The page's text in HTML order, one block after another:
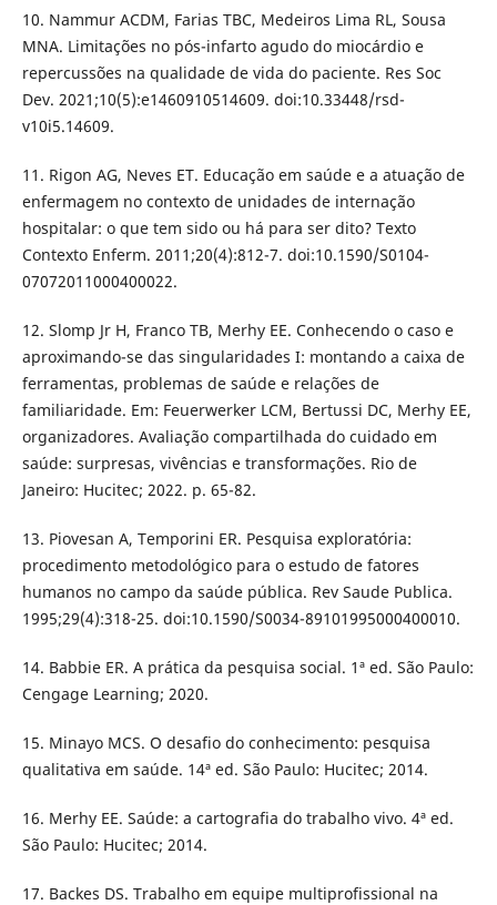
10. Nammur ACDM, Farias TBC, Medeiros Lima RL, Sousa
MNA. Limitações no pós-infarto agudo do miocárdio e
repercussões na qualidade de vida do paciente. Res Soc
Dev. 2021;10(5):e1460910514609. doi:10.33448/rsd-
v10i5.14609.
11. Rigon AG, Neves ET. Educação em saúde e a atuação de
enfermagem no contexto de unidades de internação
hospitalar: o que tem sido ou há para ser dito? Texto
Contexto Enferm. 2011;20(4):812-7. doi:10.1590/S0104-
07072011000400022.
12. Slomp Jr H, Franco TB, Merhy EE. Conhecendo o caso e
aproximando-se das singularidades I: montando a caixa de
ferramentas, problemas de saúde e relações de
familiaridade. Em: Feuerwerker LCM, Bertussi DC, Merhy EE,
organizadores. Avaliação compartilhada do cuidado em
saúde: surpresas, vivências e transformações. Rio de
Janeiro: Hucitec; 2022. p. 65-82.
13. Piovesan A, Temporini ER. Pesquisa exploratória:
procedimento metodológico para o estudo de fatores
humanos no campo da saúde pública. Rev Saude Publica.
1995;29(4):318-25. doi:10.1590/S0034-89101995000400010.
14. Babbie ER. A prática da pesquisa social. 1ª ed. São Paulo:
Cengage Learning; 2020.
15. Minayo MCS. O desafio do conhecimento: pesquisa
qualitativa em saúde. 14ª ed. São Paulo: Hucitec; 2014.
16. Merhy EE. Saúde: a cartografia do trabalho vivo. 4ª ed.
São Paulo: Hucitec; 2014.
17. Backes DS. Trabalho em equipe multiprofissional na